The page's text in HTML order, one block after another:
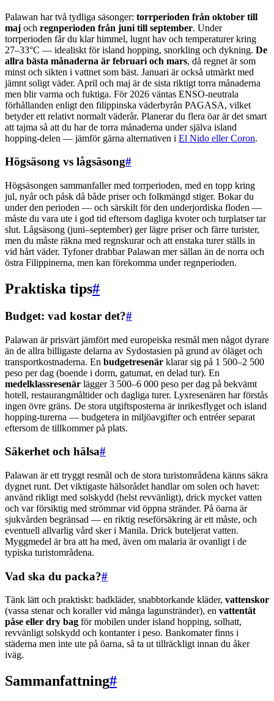
Palawan har två tydliga säsonger: torrperioden från oktober till
maj och regnperioden från juni till september. Under
torrperioden får du klar himmel, lugnt hav och temperaturer kring
27–33°C — idealiskt för island hopping, snorkling och dykning. De
allra bästa månaderna är februari och mars, då regnet är som
minst och sikten i vattnet som bäst. Januari är också utmärkt med
jämnt soligt väder. April och maj är de sista riktigt torra månaderna
men blir varma och fuktiga. För 2026 väntas ENSO-neutrala
förhållanden enligt den filippinska väderbyrån PAGASA, vilket
betyder ett relativt normalt väderår. Planerar du flera öar är det smart
att tajma så att du har de torra månaderna under själva island
hopping-delen — jämför gärna alternativen i El Nido eller Coron.
Högsäsong vs lågsäsong#
Högsäsongen sammanfaller med torrperioden, med en topp kring
jul, nyår och påsk då både priser och folkmängd stiger. Bokar du
under den perioden — och särskilt för den underjordiska floden —
måste du vara ute i god tid eftersom dagliga kvoter och turplatser tar
slut. Lågsäsong (juni–september) ger lägre priser och färre turister,
men du måste räkna med regnskurar och att enstaka turer ställs in
vid hårt väder. Tyfoner drabbar Palawan mer sällan än de norra och
östra Filippinerna, men kan förekomma under regnperioden.
Praktiska tips#
Budget: vad kostar det?#
Palawan är prisvärt jämfört med europeiska resmål men något dyrare
än de allra billigaste delarna av Sydostasien på grund av öläget och
transportkostnaderna. En budgetresenär klarar sig på 1 500–2 500
peso per dag (boende i dorm, gatumat, en delad tur). En
medelklassresenär lägger 3 500–6 000 peso per dag på bekvämt
hotell, restaurangmåltider och dagliga turer. Lyxresenären har förstås
ingen övre gräns. De stora utgiftsposterna är inrikesflyget och island
hopping-turerna — budgetera in miljöavgifter och entréer separat
eftersom de tillkommer på plats.
Säkerhet och hälsa#
Palawan är ett tryggt resmål och de stora turistområdena känns säkra
dygnet runt. Det viktigaste hälsorådet handlar om solen och havet:
använd rikligt med solskydd (helst revvänligt), drick mycket vatten
och var försiktig med strömmar vid öppna stränder. På öarna är
sjukvården begränsad — en riktig reseförsäkring är ett måste, och
eventuell allvarlig vård sker i Manila. Drick buteljerat vatten.
Myggmedel är bra att ha med, även om malaria är ovanligt i de
typiska turistområdena.
Vad ska du packa?#
Tänk lätt och praktiskt: badkläder, snabbtorkande kläder, vattenskor
(vassa stenar och koraller vid många lagunstränder), en vattentät
påse eller dry bag för mobilen under island hopping, solhatt,
revvänligt solskydd och kontanter i peso. Bankomater finns i
städerna men inte ute på öarna, så ta ut tillräckligt innan du åker
iväg.
Sammanfattning#